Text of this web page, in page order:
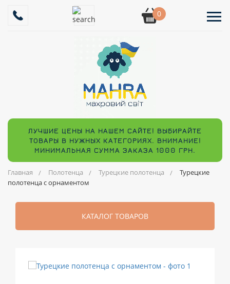
0
ЛУЧШИЕ ЦЕНЫ НА НАШЕМ САЙТЕ! ВЫБИРАЙТЕ
ТОВАРЫ В НУЖНЫХ КАТЕГОРИЯХ. ВНИМАНИЕ!
МИНИМАЛЬНАЯ СУММА ЗАКАЗА 1000 ГРН.
Главная Полотенца Турецкие полотенца
Турецкие
полотенца с орнаментом
КАТАЛОГ ТОВАРОВ